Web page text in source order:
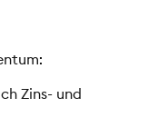
Zins- und